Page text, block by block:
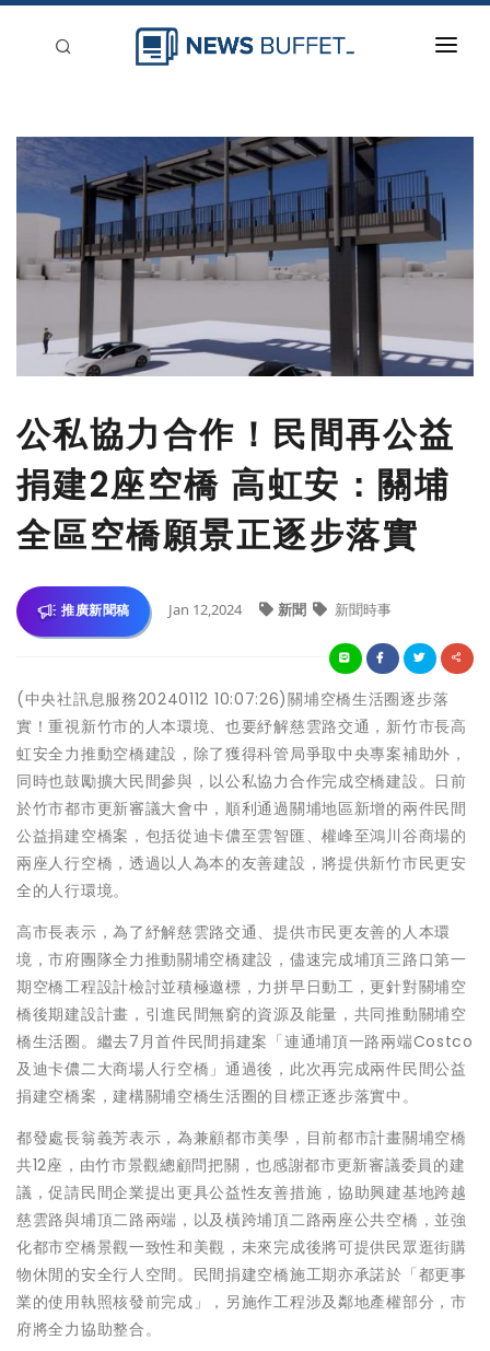
新聞稿分類
登入
刊登
公私協力合作！民間再公益
捐建2座空橋 高虹安：關埔
全區空橋願景正逐步落實
推廣新聞稿 Jan 12,2024 新聞 新聞時事
(中央社訊息服務20240112 10:07:26)關埔空橋生活圈逐步落
實！重視新竹市的人本環境、也要紓解慈雲路交通，新竹市長高
虹安全力推動空橋建設，除了獲得科管局爭取中央專案補助外，
同時也鼓勵擴大民間參與，以公私協力合作完成空橋建設。日前
於竹市都市更新審議大會中，順利通過關埔地區新增的兩件民間
公益捐建空橋案，包括從迪卡儂至雲智匯、權峰至鴻川谷商場的
兩座人行空橋，透過以人為本的友善建設，將提供新竹市民更安
全的人行環境。
高市長表示，為了紓解慈雲路交通、提供市民更友善的人本環
境，市府團隊全力推動關埔空橋建設，儘速完成埔頂三路口第一
期空橋工程設計檢討並積極邀標，力拼早日動工，更針對關埔空
橋後期建設計畫，引進民間無窮的資源及能量，共同推動關埔空
橋生活圈。繼去7月首件民間捐建案「連通埔頂一路兩端Costco
及迪卡儂二大商場人行空橋」通過後，此次再完成兩件民間公益
捐建空橋案，建構關埔空橋生活圈的目標正逐步落實中。
都發處長翁義芳表示，為兼顧都市美學，目前都市計畫關埔空橋
共12座，由竹市景觀總顧問把關，也感謝都市更新審議委員的建
議，促請民間企業提出更具公益性友善措施，協助興建基地跨越
慈雲路與埔頂二路兩端，以及橫跨埔頂二路兩座公共空橋，並強
化都市空橋景觀一致性和美觀，未來完成後將可提供民眾逛街購
物休閒的安全行人空間。民間捐建空橋施工期亦承諾於「都更事
業的使用執照核發前完成」，另施作工程涉及鄰地產權部分，市
府將全力協助整合。